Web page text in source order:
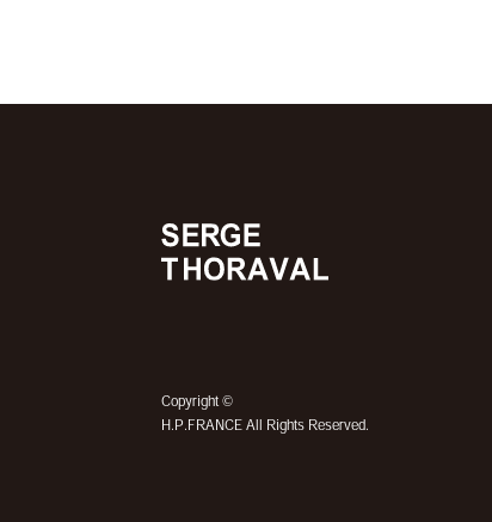
Copyright ©
H.P.FRANCE All Rights Reserved.